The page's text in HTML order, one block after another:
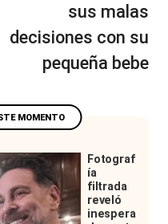
sus malas
decisiones con su
pequeña bebe
Fotograf
ía
filtrada
reveló
inespera